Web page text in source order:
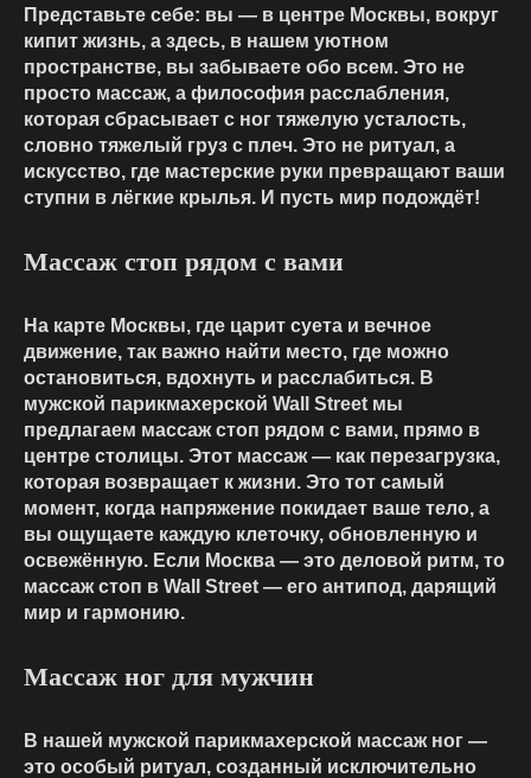
Представьте себе: вы — в центре Москвы, вокруг
кипит жизнь, а здесь, в нашем уютном
пространстве, вы забываете обо всем. Это не
просто массаж, а философия расслабления,
которая сбрасывает с ног тяжелую усталость,
словно тяжелый груз с плеч. Это не ритуал, а
искусство, где мастерские руки превращают ваши
ступни в лёгкие крылья. И пусть мир подождёт!
Массаж стоп рядом с вами
На карте Москвы, где царит суета и вечное
движение, так важно найти место, где можно
остановиться, вдохнуть и расслабиться. В
мужской парикмахерской Wall Street мы
предлагаем массаж стоп рядом с вами, прямо в
центре столицы. Этот массаж — как перезагрузка,
которая возвращает к жизни. Это тот самый
момент, когда напряжение покидает ваше тело, а
вы ощущаете каждую клеточку, обновленную и
освежённую. Если Москва — это деловой ритм, то
массаж стоп в Wall Street — его антипод, дарящий
мир и гармонию.
Массаж ног для мужчин
В нашей мужской парикмахерской массаж ног —
это особый ритуал, созданный исключительно